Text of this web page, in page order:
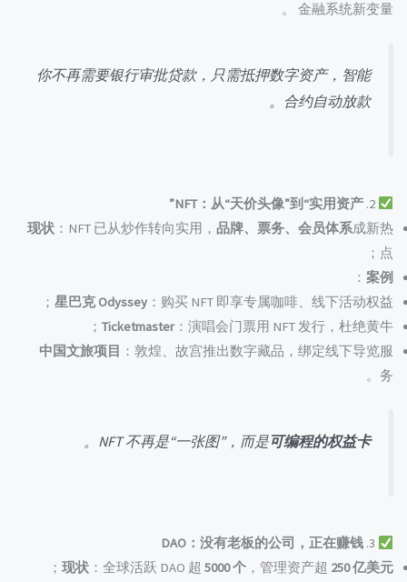
金融系统新变量 。
你不再需要银行审批贷款，只需抵押数字资产，智能
合约自动放款。
NFT：从“天价头像”到“实用资产”
现状 ：NFT 已从炒作转向实用， 品牌、票务、会员体系成新热
点；
案例
：
星巴克 Odyssey ：购买 NFT 即享专属咖啡、线下活动权益；
Ticketmaster：演唱会门票用 NFT 发行，杜绝黄牛；
中国文旅项目 ：敦煌、故宫推出数字藏品，绑定线下导览服
务。
NFT 不再是“一张图”，而是可编程的权益卡
。
DAO：没有老板的公司，正在赚钱
现状 ：全球活跃 DAO 超 5000 个 ，管理资产超 250 亿美元
；